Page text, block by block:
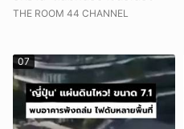
THE ROOM 44 CHANNEL
07